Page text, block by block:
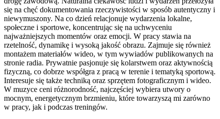
się na chęć dokumentowania rzeczywistości w sposób autentyczny i
niewymuszony. Na co dzień relacjonuje wydarzenia lokalne,
społeczne i sportowe, koncentrując się na uchwyceniu
najważniejszych momentów oraz emocji. W pracy stawia na
rzetelność, dynamikę i wysoką jakość obrazu. Zajmuje się również
montażem materiałów wideo, w tym wywiadów publikowanych na
stronie radia. Prywatnie pasjonuje się kolarstwem oraz aktywnością
fizyczną, co dobrze współgra z pracą w terenie i tematyką sportową.
Interesuje się także techniką oraz sprzętem fotograficznym i wideo.
W muzyce ceni różnorodność, najczęściej wybiera utwory o
mocnym, energetycznym brzmieniu, które towarzyszą mi zarówno
w pracy, jak i podczas treningów.